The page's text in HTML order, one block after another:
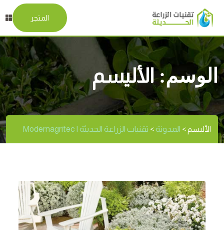
المتجر
الوسم:الأليسم
الأليسم > المدونة> تقنيات الزراعة الحديثة | Modernagritec